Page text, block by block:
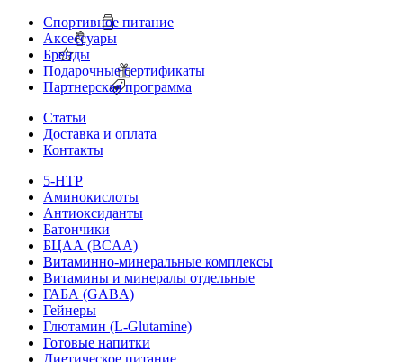
Спортивное питание
Аксессуары
Бренды
Подарочные сертификаты
Партнерская программа
Статьи
Доставка и оплата
Контакты
5-HTP
Аминокислоты
Антиоксиданты
Батончики
БЦАА (BCAA)
Витаминно-минеральные комплексы
Витамины и минералы отдельные
ГАБА (GABA)
Гейнеры
Глютамин (L-Glutamine)
Готовые напитки
Диетическое питание